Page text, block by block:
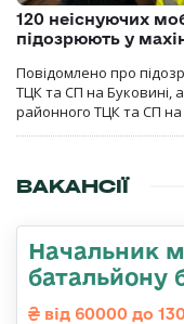
120 неіснуючих
підозрюють у
Повідомлено про
ТЦК та СП на Буковині,
районного ТЦК та СП на
ВАКАНСІЇ
Начальник
батальйону
від 60000 до